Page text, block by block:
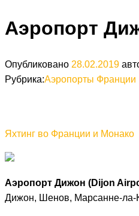
Аэропорт
Опубликовано 28.02.2019
Рубрика:Аэропорты Франции
Яхтинг во Франции и Монако
Аэропорт Дижон (Dijon
Дижон, Шенов, Марсанне-ла-